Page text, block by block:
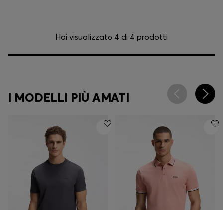
Hai visualizzato 4 di 4 prodotti
I MODELLI PIÙ AMATI